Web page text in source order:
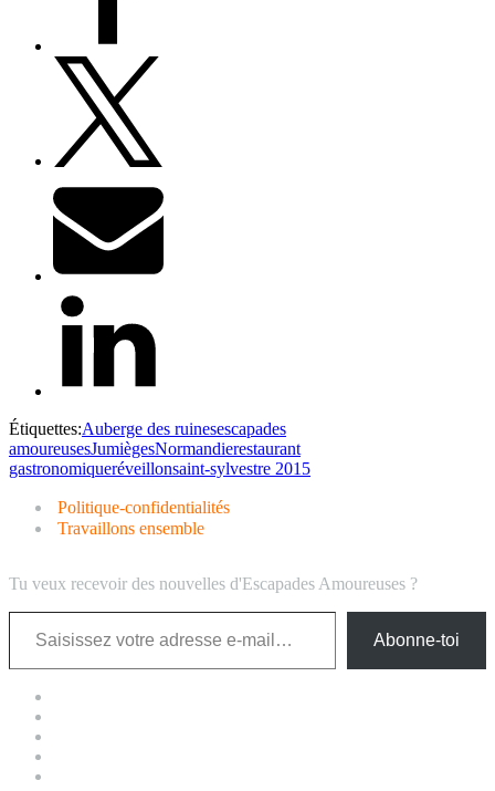
Étiquettes:Auberge des ruinesescapades
amoureusesJumiègesNormandierestaurant
gastronomiqueréveillonsaint-sylvestre 2015
Politique-confidentialités
Travaillons ensemble
Tu veux recevoir des nouvelles d'Escapades Amoureuses ?
Saisissez votre adresse e-mail…
Abonne-toi